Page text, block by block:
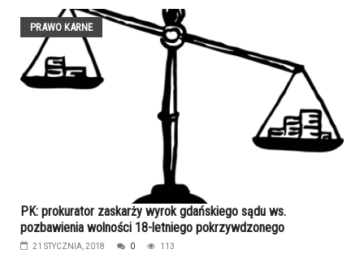
PRAWO KARNE
PK: prokurator zaskarży wyrok gdańskiego sądu ws.
pozbawienia wolności 18-letniego pokrzywdzonego
21 STYCZNIA, 2018 0 113